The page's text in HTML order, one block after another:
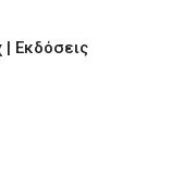
Εκδόσεις